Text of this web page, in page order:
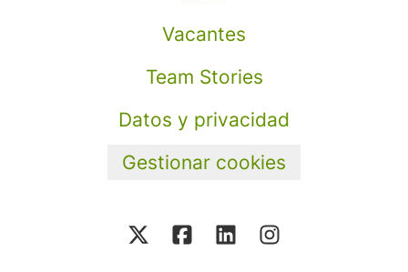
Vacantes
Team Stories
Datos y privacidad
Gestionar cookies